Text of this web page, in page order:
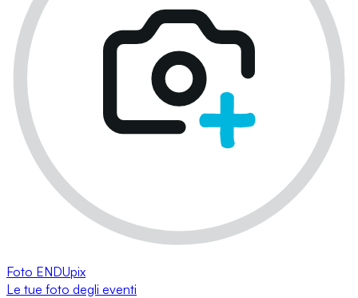
Foto ENDUpix
Le tue foto degli eventi